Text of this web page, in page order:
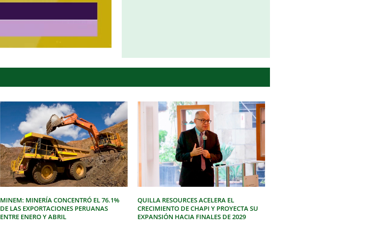
MINEM: MINERÍA CONCENTRÓ EL 76.1%
DE LAS EXPORTACIONES PERUANAS
ENTRE ENERO Y ABRIL
QUILLA RESOURCES ACELERA EL
CRECIMIENTO DE CHAPI Y PROYECTA SU
EXPANSIÓN HACIA FINALES DE 2029